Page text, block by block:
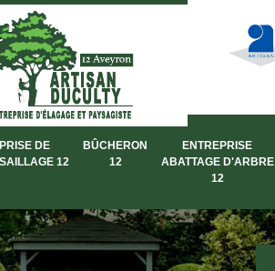
DE
12
BÛCHERON
12
ENTREPRISE
ABATTAGE D'ARBRE
12